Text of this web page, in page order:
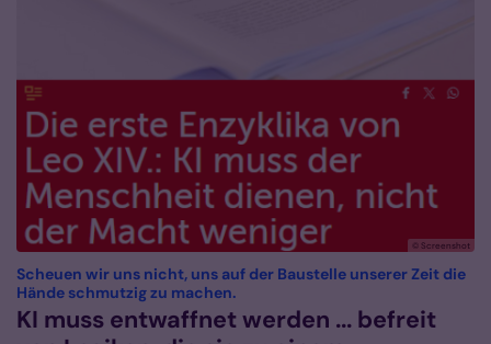
© Screenshot
Scheuen wir uns nicht, uns auf der Baustelle unserer Zeit die
Hände schmutzig zu machen.
KI muss entwaffnet werden ... befreit